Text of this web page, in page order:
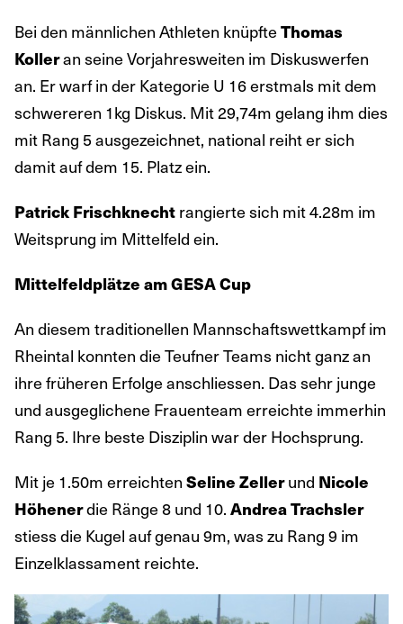
Bei den männlichen Athleten knüpfteThomas
Kolleran seine Vorjahresweiten im Diskuswerfen
an. Er warf in der Kategorie U 16 erstmals mit dem
schwereren 1kg Diskus. Mit 29,74m gelang ihm dies
mit Rang 5 ausgezeichnet, national reiht er sich
damit auf dem 15. Platz ein.
Patrick Frischknecht rangierte sich mit 4.28m im
Weitsprung im Mittelfeld ein.
Mittelfeldplätze am GESA Cup
An diesem traditionellen Mannschaftswettkampf im
Rheintal konnten die Teufner Teams nicht ganz an
ihre früheren Erfolge anschliessen. Das sehr junge
und ausgeglichene Frauenteam erreichte immerhin
Rang 5. Ihre beste Disziplin war der Hochsprung.
Mit je 1.50m erreichten Seline Zellerund Nicole
Höhenerdie Ränge 8 und 10. Andrea Trachsler
stiess die Kugel auf genau 9m, was zu Rang 9 im
Einzelklassament reichte.